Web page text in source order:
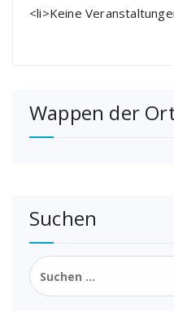
<li>Keine
Wappen der
Suchen
Suchen
nach: